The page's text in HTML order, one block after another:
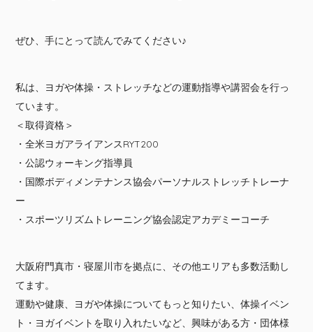
ぜひ、手にとって読んでみてください♪
私は、ヨガや体操・ストレッチなどの運動指導や講習会を行っ
ています。
＜取得資格＞
・全米ヨガアライアンスRYT200
・公認ウォーキング指導員
・国際ボディメンテナンス協会パーソナルストレッチトレーナ
ー
・スポーツリズムトレーニング協会認定アカデミーコーチ
大阪府門真市・寝屋川市を拠点に、その他エリアも多数活動し
てます。
運動や健康、ヨガや体操についてもっと知りたい、体操イベン
ト・ヨガイベントを取り入れたいなど、興味がある方・団体様